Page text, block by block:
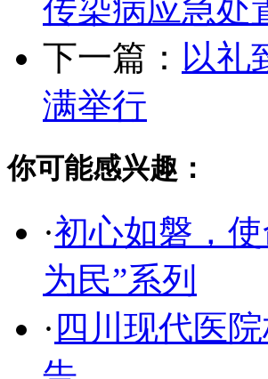
传染病应急处
下一篇： 以礼
满举行
你可能感兴趣：
·初心如磐，
为民”系列
· 四川现代医